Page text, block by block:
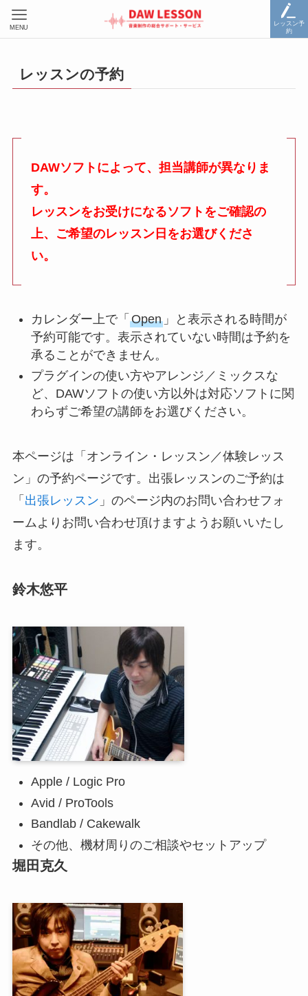
レッスン予
約
MENU
レッスンの予約
DAWソフトによって、担当講師が異なりま
す。
レッスンをお受けになるソフトをご確認の
上、ご希望のレッスン日をお選びくださ
い。
カレンダー上で「 Open」と表示される時間が
予約可能です。表示されていない時間は予約を
承ることができません。
プラグインの使い方やアレンジ／ミックスな
ど、DAWソフトの使い方以外は対応ソフトに関
わらずご希望の講師をお選びください。
本ページは「オンライン・レッスン／体験レッス
ン」の予約ページです。出張レッスンのご予約は
「 出張レッスン 」のページ内のお問い合わせフォ
ームよりお問い合わせ頂けますようお願いいたし
ます。
鈴木悠平
Apple / Logic Pro
Avid / ProTools
Bandlab / Cakewalk
その他、機材周りのご相談やセットアップ
堀田克久